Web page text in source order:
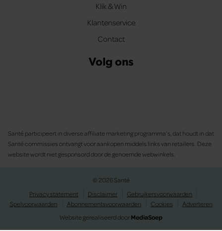
Klik & Win
Klantenservice
Contact
Volg ons
Santé participeert in diverse affiliate marketing programma’s, dat houdt in dat
Santé commissies ontvangt voor aankopen middels links van retailers. Deze
website wordt niet gesponsord door de genoemde webwinkels.
© 2026 Santé
Privacy statement
Disclaimer
Gebruikersvoorwaarden
Spelvoorwaarden
Abonnementsvoorwaarden Cookies
Adverteren
Website gerealiseerd doorMediaSoep